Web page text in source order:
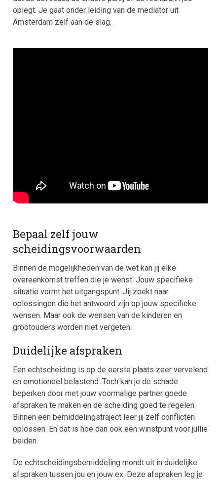
oplegt. Je gaat onder leiding van de mediator uit
Amsterdam zelf aan de slag.
Bepaal zelf jouw
scheidingsvoorwaarden
Binnen de mogelijkheden van de wet kan jij elke
overeenkomst treffen die je wenst. Jouw specifieke
situatie vormt het uitgangspunt. Jij zoekt naar
oplossingen die het antwoord zijn op jouw specifieke
wensen. Maar ook de wensen van de kinderen en
grootouders worden niet vergeten.
Duidelijke afspraken
Een echtscheiding is op de eerste plaats zeer vervelend
en emotioneel belastend. Toch kan je de schade
beperken door met jouw voormalige partner goede
afspraken te maken en de scheiding goed te regelen.
Binnen een bemiddelingstraject leer jij zelf conflicten
oplossen. En dat is hoe dan ook een winstpunt voor jullie
beiden.
De echtscheidingsbemiddeling mondt uit in duidelijke
afspraken tussen jou en jouw ex. Deze afspraken leg je